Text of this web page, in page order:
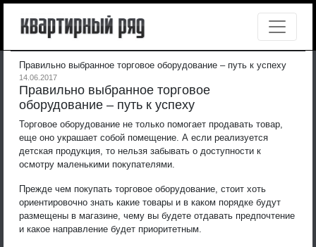
Правильно выбранное торговое оборудование – путь к успеху
14.06.2017
Правильно выбранное торговое
оборудование – путь к успеху
Торговое оборудование не только помогает продавать товар,
еще оно украшает собой помещение. А если реализуется
детская продукция, то нельзя забывать о доступности к
осмотру маленькими покупателями.
Прежде чем покупать торговое оборудование, стоит хоть
ориентировочно знать какие товары и в каком порядке будут
размещены в магазине, чему вы будете отдавать предпочтение
и какое направление будет приоритетным.